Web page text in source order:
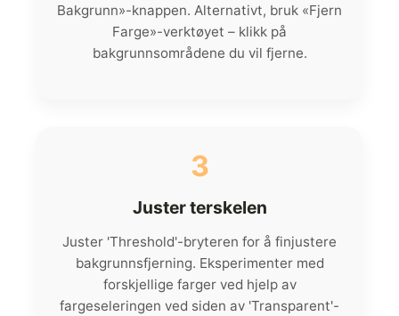
Bakgrunn»-knappen. Alternativt, bruk «Fjern
Farge»-verktøyet – klikk på
bakgrunnsområdene du vil fjerne.
3
Juster terskelen
Juster 'Threshold'-bryteren for å finjustere
bakgrunnsfjerning. Eksperimenter med
forskjellige farger ved hjelp av
fargeseleringen ved siden av 'Transparent'-